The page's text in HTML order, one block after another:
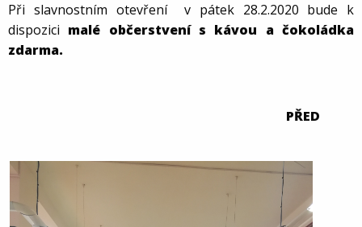
Při slavnostním otevření v pátek 28.2.2020 bude k
dispozici malé občerstvení s kávou a čokoládka
zdarma.
PŘED